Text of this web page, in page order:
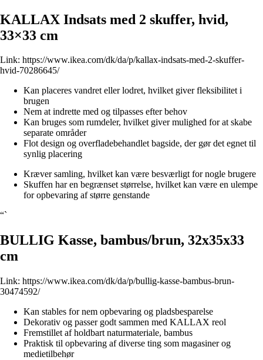
KALLAX Indsats med 2 skuffer, hvid,
33×33 cm
Link: https://www.ikea.com/dk/da/p/kallax-indsats-med-2-skuffer-
hvid-70286645/
Kan placeres vandret eller lodret, hvilket giver fleksibilitet i
brugen
Nem at indrette med og tilpasses efter behov
Kan bruges som rumdeler, hvilket giver mulighed for at skabe
separate områder
Flot design og overfladebehandlet bagside, der gør det egnet til
synlig placering
Kræver samling, hvilket kan være besværligt for nogle brugere
Skuffen har en begrænset størrelse, hvilket kan være en ulempe
for opbevaring af større genstande
“`
BULLIG Kasse, bambus/brun, 32x35x33
cm
Link: https://www.ikea.com/dk/da/p/bullig-kasse-bambus-brun-
30474592/
Kan stables for nem opbevaring og pladsbesparelse
Dekorativ og passer godt sammen med KALLAX reol
Fremstillet af holdbart naturmateriale, bambus
Praktisk til opbevaring af diverse ting som magasiner og
medietilbehør